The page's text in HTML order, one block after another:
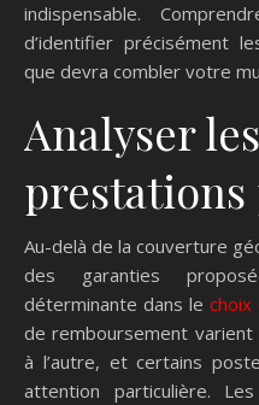
indispensable.
d’identifier précisément
que devra combler votre
Analyser
prestations
Au-delà de la couverture
des garanties
déterminante dans le choix
de remboursement varient
à l’autre, et certains
attention particulière. Les